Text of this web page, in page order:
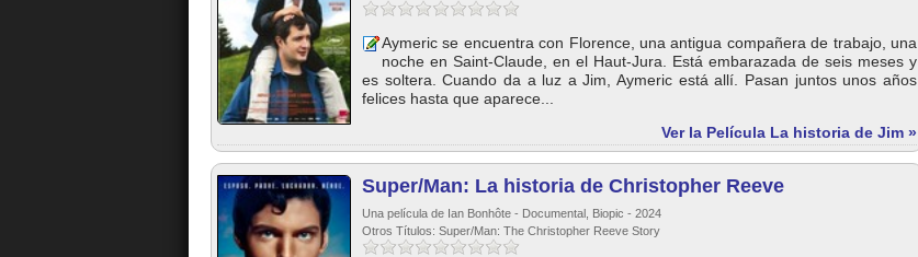
Aymeric se encuentra con Florence, una antigua compañera de trabajo, una
noche en Saint-Claude, en el Haut-Jura. Está embarazada de seis meses y
es soltera. Cuando da a luz a Jim, Aymeric está allí. Pasan juntos unos años
felices hasta que aparece...
Ver la Película La historia de Jim »
Super/Man: La historia de Christopher Reeve
Una película de Ian Bonhôte - Documental, Biopic - 2024
Otros Títulos: Super/Man: The Christopher Reeve Story